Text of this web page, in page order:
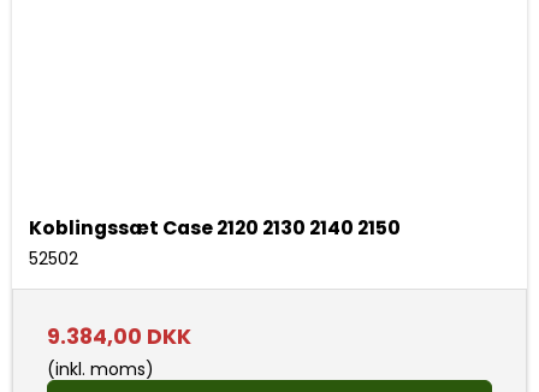
Koblingssæt Case 2120 2130 2140 2150
52502
9.384,00 DKK
(inkl. moms)